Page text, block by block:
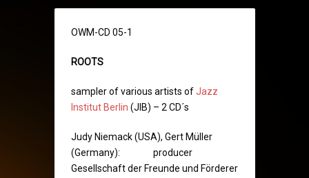
OWM-CD 05-1
ROOTS
sampler of various artists ofJazz
Institut Berlin (JIB) – 2 CD´s
Judy Niemack (USA), Gert Müller
(Germany): producer
Gesellschaft der Freunde und Förderer